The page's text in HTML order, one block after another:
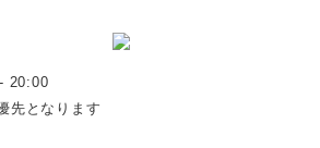
20:00
先となります